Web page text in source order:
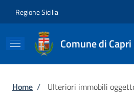
Regione Sicilia
Comune di
Briciole di pane
Home / Ulteriori immobili